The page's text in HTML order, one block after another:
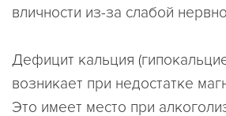
вличности из-за слабой
Дефицит кальция
возникает при недостатке
Это имеет место при